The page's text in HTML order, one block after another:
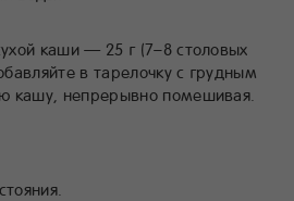
каши — 25 г (7–8 столовых
в тарелочку с грудным
кашу, непрерывно помешивая.